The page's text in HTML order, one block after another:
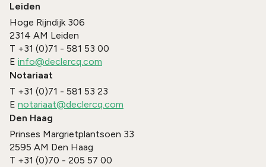
Leiden
Hoge Rijndijk 306
2314 AM Leiden
T +31 (0)71 - 581 53 00
E info@declercq.com
Notariaat
T +31 (0)71 - 581 53 23
E notariaat@declercq.com
Den Haag
Prinses Margrietplantsoen 33
2595 AM Den Haag
T +31 (0)70 - 205 57 00